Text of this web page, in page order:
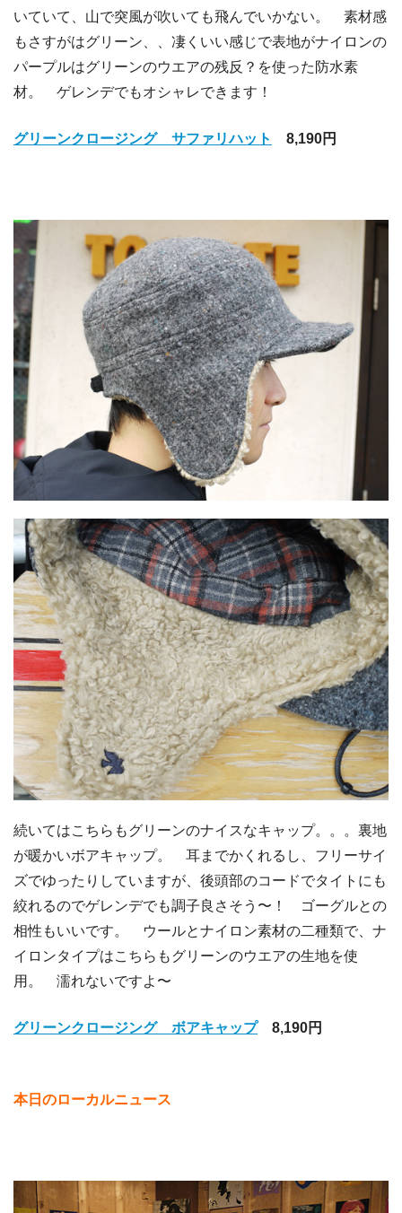
いていて、山で突風が吹いても飛んでいかない。 素材感
もさすがはグリーン、、凄くいい感じで表地がナイロンの
パープルはグリーンのウエアの残反？を使った防水素
材。 ゲレンデでもオシャレできます！
グリーンクロージング サファリハット 8,190円
続いてはこちらもグリーンのナイスなキャップ。。。裏地
が暖かいボアキャップ。 耳までかくれるし、フリーサイ
ズでゆったりしていますが、後頭部のコードでタイトにも
絞れるのでゲレンデでも調子良さそう〜！ ゴーグルとの
相性もいいです。 ウールとナイロン素材の二種類で、ナ
イロンタイプはこちらもグリーンのウエアの生地を使
用。 濡れないですよ〜
グリーンクロージング ボアキャップ8,190円
本日のローカルニュース